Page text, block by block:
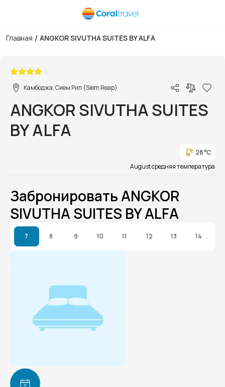
Главная / ANGKOR SIVUTHA SUITES BY ALFA
Камбоджа, Сием Рип (Siem Reap)
ANGKOR SIVUTHA SUITES
BY ALFA
28 °C
August средняя температура
Забронировать ANGKOR
SIVUTHA SUITES BY ALFA
7 8 9 10 11 12 13 14